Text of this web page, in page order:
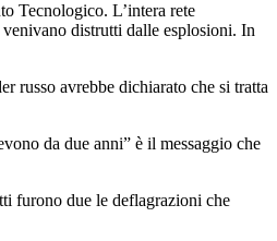
Tecnologico. L’intera rete
distrutti dalle esplosioni. In
russo avrebbe dichiarato che si tratta
da due anni” è il messaggio che
furono due le deflagrazioni che